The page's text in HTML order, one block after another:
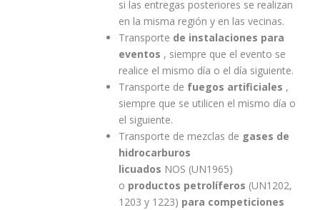
si las entregas posteriores se realizan
en la misma región y en las vecinas.
Transporte de instalaciones para
eventos , siempre que el evento se
realice el mismo día o el día siguiente.
Transporte de fuegos artificiales ,
siempre que se utilicen el mismo día o
el siguiente.
Transporte de mezclas de gases de
hidrocarburos
licuados NOS (UN1965)
o productos petrolíferos (UN1202,
1203 y 1223) para competiciones